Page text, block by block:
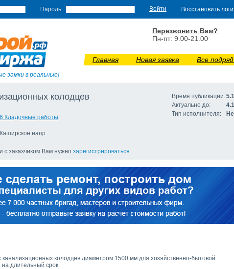
Пароль Восстановить
замки в реальные!
Перезвонить Вам?
Пн-пт: 9.00-21.00
Главная Новая заявка Все
колодцев
Кладочные работы
напр.
Время публикации:
Актуально до:
Тип исполнителя:
с заказчиком Вам нужно зарегистрироваться
колодцев диаметром 1500 мм для хозяйственно-бытовой
длительный срок